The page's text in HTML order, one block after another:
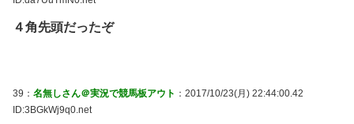
４角先頭だったぞ
39： 名無しさん＠実況で競馬板アウト ：2017/10/23(月) 22:44:00.42
ID:3BGkWj9q0.net